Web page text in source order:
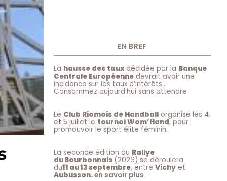
EN BREF
La hausse des taux décidée par la Banque
Centrale Européenne devrait avoir une
incidence sur les taux d’intérêts…
Consommez aujourd’hui sans attendre
Le Club Riomois de Handball organise les 4
et 5 juillet le tournoi Wom’Hand, pour
promouvoir le sport élite féminin.
La seconde édition du Rallye
du Bourbonnais (2026) se déroulera
du11 au 13 septembre, entre Vichy et
Aubusson.en savoir plus